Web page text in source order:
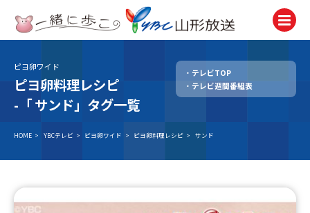
テレビ
TV
ニュース
アナウンサー
ピヨ卵ワイド
ピヨ卵料理レシピ
-「サンド」タグ一覧
テレビTOP
テレビ週間番組表
HOME > YBCテレビ > ピヨ卵ワイド > ピヨ卵料理レシピ > サンド